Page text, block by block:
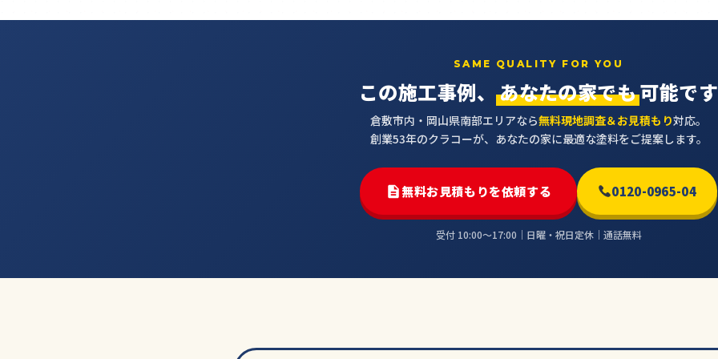
SAME QUALITY FOR YOU
この施工事例、あなたの家でも可能です
倉敷市内・岡山県南部エリアなら無料現地調査＆お見積もり対応。
創業53年のクラコーが、あなたの家に最適な塗料をご提案します。
無料お見積もりを依頼する 0120-0965-04
受付 10:00〜17:00｜日曜・祝日定休｜通話無料